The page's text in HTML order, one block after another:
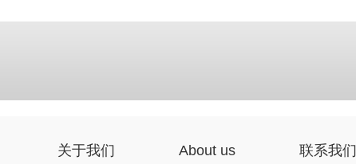
关于我们 About us 联系我们